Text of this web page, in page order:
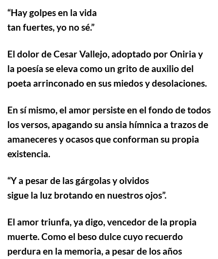
“Hay golpes en la vida
tan fuertes, yo no sé.”
El dolor de Cesar Vallejo, adoptado por Oniria y
la poesía se eleva como un grito de auxilio del
poeta arrinconado en sus miedos y desolaciones.
En sí mismo, el amor persiste en el fondo de todos
los versos, apagando su ansia hímnica a trazos de
amaneceres y ocasos que conforman su propia
existencia.
“Y a pesar de las gárgolas y olvidos
sigue la luz brotando en nuestros ojos”.
El amor triunfa, ya digo, vencedor de la propia
muerte. Como el beso dulce cuyo recuerdo
perdura en la memoria, a pesar de los años